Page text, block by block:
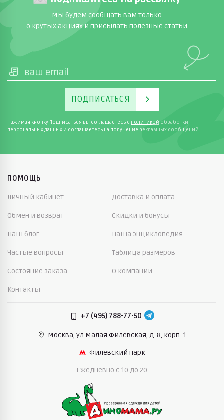
Мы будем сообщать вам только
о крутых акциях и присылать полезные статьи
ПОДПИСАТЬСЯ
Нажимая кнопку Подписаться вы соглашаетесь с политикой обработки
персональных данных и соглашаетесь на получение рекламных сообщений.
ПОМОЩЬ
Личный кабинет Доставка и оплата
Обмен и возврат Скидки и бонусы
Наш блог Наша энциклопедия
Частые вопросы Таблица размеров
Состояние заказа О компании
Контакты
+7 (495) 788-77-50
Москва, ул.Малая Филевская, д. 8, корп. 1
Филевский парк
Ежедневно c 10 до 20